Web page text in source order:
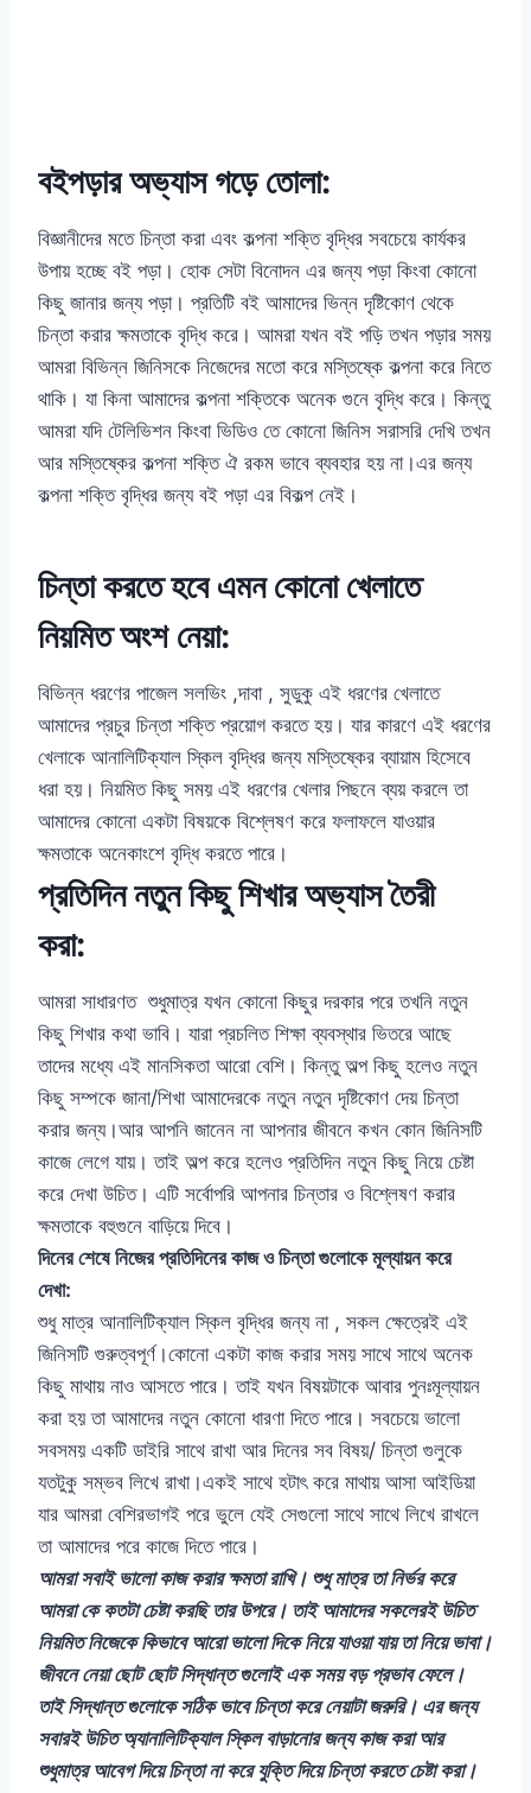
বইপড়ার অভ্যাস গড়ে তোলা:
বিজ্ঞানীদের মতে চিন্তা করা এবং কল্পনা শক্তি বৃদ্ধির সবচেয়ে কার্যকর
উপায় হচ্ছে বই পড়া। হোক সেটা বিনোদন এর জন্য পড়া কিংবা কোনো
কিছু জানার জন্য পড়া। প্রতিটি বই আমাদের ভিন্ন দৃষ্টিকোণ থেকে
চিন্তা করার ক্ষমতাকে বৃদ্ধি করে। আমরা যখন বই পড়ি তখন পড়ার সময়
আমরা বিভিন্ন জিনিসকে নিজেদের মতো করে মস্তিষ্কে কল্পনা করে নিতে
থাকি। যা কিনা আমাদের কল্পনা শক্তিকে অনেক গুনে বৃদ্ধি করে। কিন্তু
আমরা যদি টেলিভিশন কিংবা ভিডিও তে কোনো জিনিস সরাসরি দেখি তখন
আর মস্তিষ্কের কল্পনা শক্তি ঐ রকম ভাবে ব্যবহার হয় না।এর জন্য
কল্পনা শক্তি বৃদ্ধির জন্য বই পড়া এর বিকল্প নেই।
চিন্তা করতে হবে এমন কোনো খেলাতে
নিয়মিত অংশ নেয়া:
বিভিন্ন ধরণের পাজেল সলভিং ,দাবা , সুডুকু এই ধরণের খেলাতে
আমাদের প্রচুর চিন্তা শক্তি প্রয়োগ করতে হয়। যার কারণে এই ধরণের
খেলাকে আনালিটিক্যাল স্কিল বৃদ্ধির জন্য মস্তিষ্কের ব্যায়াম হিসেবে
ধরা হয়। নিয়মিত কিছু সময় এই ধরণের খেলার পিছনে ব্যয় করলে তা
আমাদের কোনো একটা বিষয়কে বিশ্লেষণ করে ফলাফলে যাওয়ার
ক্ষমতাকে অনেকাংশে বৃদ্ধি করতে পারে।
প্রতিদিন নতুন কিছু শিখার অভ্যাস তৈরী
করা:
আমরা সাধারণত শুধুমাত্র যখন কোনো কিছুর দরকার পরে তখনি নতুন
কিছু শিখার কথা ভাবি। যারা প্রচলিত শিক্ষা ব্যবস্থার ভিতরে আছে
তাদের মধ্যে এই মানসিকতা আরো বেশি। কিন্তু অল্প কিছু হলেও নতুন
কিছু সম্পকে জানা/শিখা আমাদেরকে নতুন নতুন দৃষ্টিকোণ দেয় চিন্তা
করার জন্য।আর আপনি জানেন না আপনার জীবনে কখন কোন জিনিসটি
কাজে লেগে যায়। তাই অল্প করে হলেও প্রতিদিন নতুন কিছু নিয়ে চেষ্টা
করে দেখা উচিত। এটি সর্বোপরি আপনার চিন্তার ও বিশ্লেষণ করার
ক্ষমতাকে বহুগুনে বাড়িয়ে দিবে।
দিনের শেষে নিজের প্রতিদিনের কাজ ও চিন্তা গুলোকে মূল্যায়ন করে
দেখা:
শুধু মাত্র আনালিটিক্যাল স্কিল বৃদ্ধির জন্য না , সকল ক্ষেত্রেই এই
জিনিসটি গুরুত্বপূর্ণ।কোনো একটা কাজ করার সময় সাথে সাথে অনেক
কিছু মাথায় নাও আসতে পারে। তাই যখন বিষয়টাকে আবার পুনঃমূল্যায়ন
করা হয় তা আমাদের নতুন কোনো ধারণা দিতে পারে। সবচেয়ে ভালো
সবসময় একটি ডাইরি সাথে রাখা আর দিনের সব বিষয়/ চিন্তা গুলুকে
যতটুকু সম্ভব লিখে রাখা।একই সাথে হটাৎ করে মাথায় আসা আইডিয়া
যার আমরা বেশিরভাগই পরে ভুলে যেই সেগুলো সাথে সাথে লিখে রাখলে
তা আমাদের পরে কাজে দিতে পারে।
আমরা সবাই ভালো কাজ করার ক্ষমতা রাখি। শুধু মাত্র তা নির্ভর করে
আমরা কে কতটা চেষ্টা করছি তার উপরে। তাই আমাদের সকলেরই উচিত
নিয়মিত নিজেকে কিভাবে আরো ভালো দিকে নিয়ে যাওয়া যায় তা নিয়ে ভাবা।
জীবনে নেয়া ছোট ছোট সিদ্ধান্ত গুলোই এক সময় বড় প্রভাব ফেলে।
তাই সিদ্ধান্ত গুলোকে সঠিক ভাবে চিন্তা করে নেয়াটা জরুরি। এর জন্য
সবারই উচিত অ্যানালিটিক্যাল স্কিল বাড়ানোর জন্য কাজ করা আর
শুধুমাত্র আবেগ দিয়ে চিন্তা না করে যুক্তি দিয়ে চিন্তা করতে চেষ্টা করা।